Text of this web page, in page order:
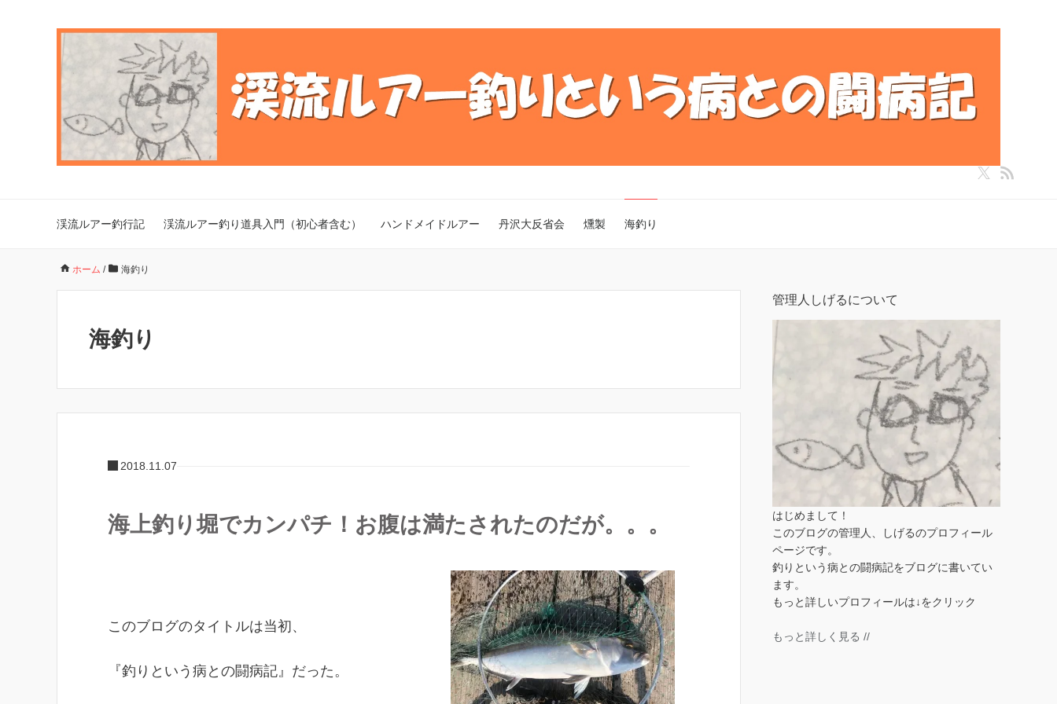
渓流ルアー釣行記 渓流ルアー釣り道具入門（初心者含む） ハンドメイドルアー 丹沢大反省会 燻製 海釣り
ホーム / 海釣り
海釣り
2018.11.07
海上釣り堀でカンパチ！お腹は満たされたのだが。。。
このブログのタイトルは当初、
『釣りという病との闘病記』だった。
管理人しげるについて
はじめまして！
このブログの管理人、しげるのプロフィール
ページです。
釣りという病との闘病記をブログに書いてい
ます。
もっと詳しいプロフィールは↓をクリック
もっと詳しく見る //